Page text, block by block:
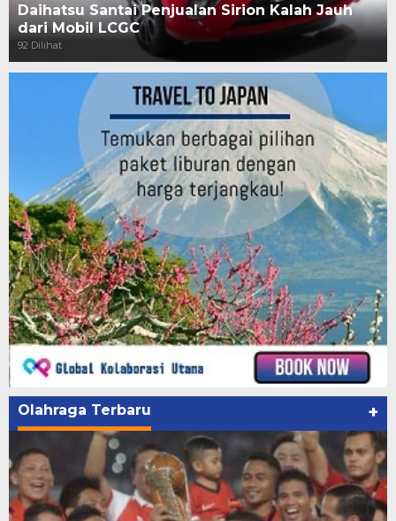
Daihatsu Santai Penjualan Sirion Kalah Jauh
dari Mobil LCGC
92 Dilihat
Olahraga Terbaru +